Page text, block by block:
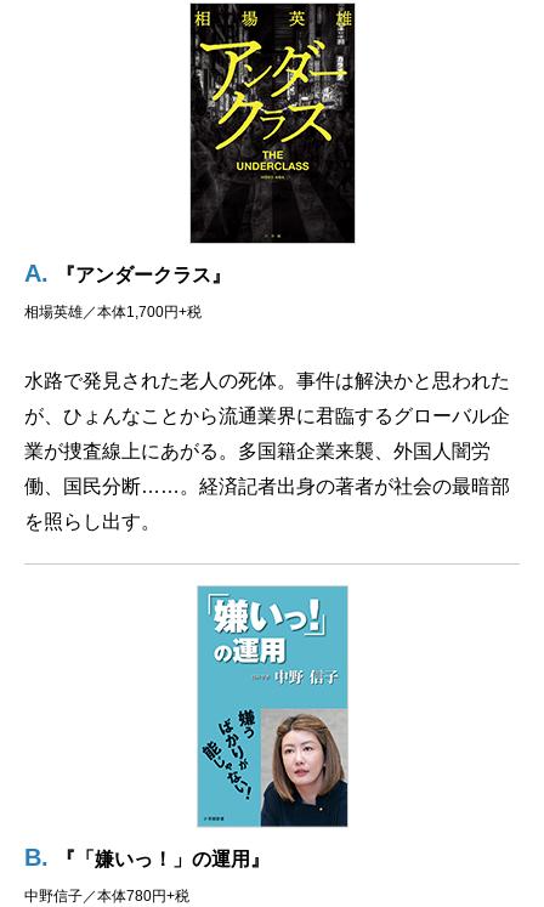
A. 『アンダークラス』
相場英雄／本体1,700円+税
水路で発見された老人の死体。事件は解決かと思われた
が、ひょんなことから流通業界に君臨するグローバル企
業が捜査線上にあがる。多国籍企業来襲、外国人闇労
働、国民分断……。経済記者出身の著者が社会の最暗部
を照らし出す。
B. 『「嫌いっ！」の運用』
中野信子／本体780円+税